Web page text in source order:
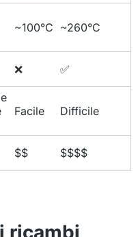
~100°C ~260°C
❌ ✅
Facile Difficile
$$ $$$$
ricambi